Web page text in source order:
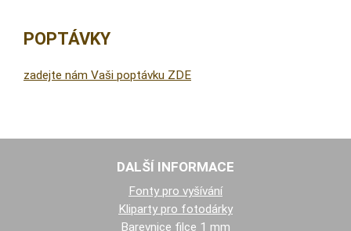
POPTÁVKY
zadejte nám Vaši poptávku ZDE
DALŠÍ INFORMACE
Fonty pro vyšívání
Kliparty pro fotodárky
Barevnice filce 1 mm